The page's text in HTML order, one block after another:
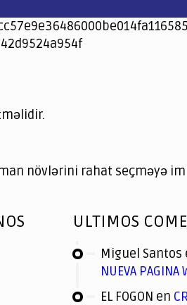
növlərini rahat seçməyə
ULTIMOS
Miguel Santos
NUEVA PAGINA
EL FOGON en